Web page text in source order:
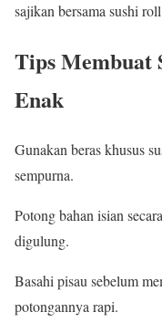
sajikan bersama sushi
Tips Membuat
Enak
Gunakan beras khusus
sempurna.
Potong bahan isian
digulung.
Basahi pisau sebelum
potongannya rapi.